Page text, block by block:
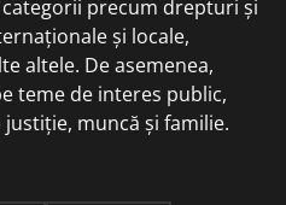
precum drepturi și
și locale,
altele. De asemenea,
teme de interes public,
muncă și familie.